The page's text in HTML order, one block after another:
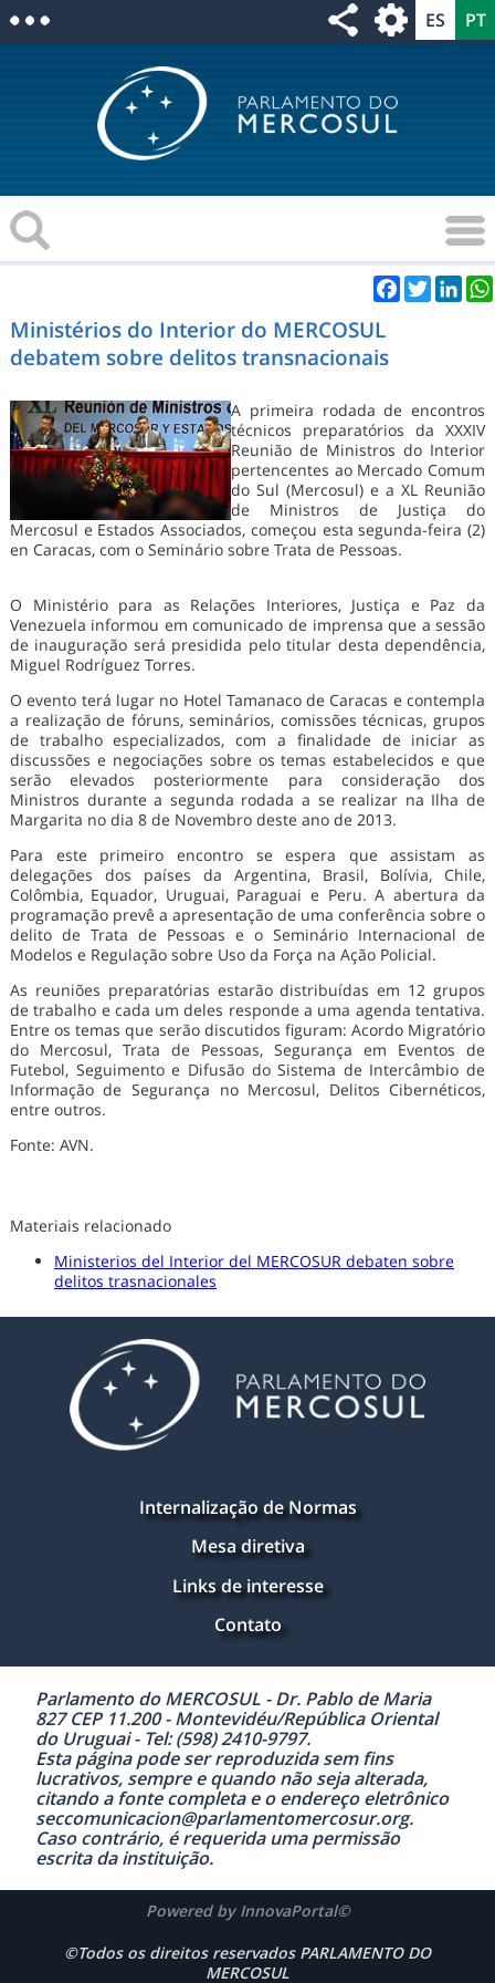
Facebook
Twitter
Ministérios do Interior do MERCOSUL
debatem sobre delitos transnacionais
A primeira rodada de encontros
técnicos preparatórios da XXXIV
Reunião de Ministros do Interior
pertencentes ao Mercado Comum
do Sul (Mercosul) e a XL Reunião
de Ministros de Justiça do
Mercosul e Estados Associados, começou esta segunda-feira (2)
en Caracas, com o Seminário sobre Trata de Pessoas.
O Ministério para as Relações Interiores, Justiça e Paz da
Venezuela informou em comunicado de imprensa que a sessão
de inauguração será presidida pelo titular desta dependência,
Miguel Rodríguez Torres.
O evento terá lugar no Hotel Tamanaco de Caracas e contempla
a realização de fóruns, seminários, comissões técnicas, grupos
de trabalho especializados, com a finalidade de iniciar as
discussões e negociações sobre os temas estabelecidos e que
serão elevados posteriormente para consideração dos
Ministros durante a segunda rodada a se realizar na Ilha de
Margarita no dia 8 de Novembro deste ano de 2013.
Para este primeiro encontro se espera que assistam as
delegações dos países da Argentina, Brasil, Bolívia, Chile,
Colômbia, Equador, Uruguai, Paraguai e Peru. A abertura da
programação prevê a apresentação de uma conferência sobre o
delito de Trata de Pessoas e o Seminário Internacional de
Modelos e Regulação sobre Uso da Força na Ação Policial.
As reuniões preparatórias estarão distribuídas em 12 grupos
de trabalho e cada um deles responde a uma agenda tentativa.
Entre os temas que serão discutidos figuram: Acordo Migratório
do Mercosul, Trata de Pessoas, Segurança em Eventos de
Futebol, Seguimento e Difusão do Sistema de Intercâmbio de
Informação de Segurança no Mercosul, Delitos Cibernéticos,
entre outros.
Fonte: AVN.
Materiais relacionado
Ministerios del Interior del MERCOSUR debaten sobre
delitos trasnacionales
Internalização de Normas
Mesa diretiva
Links de interesse
Contato
Parlamento do MERCOSUL - Dr. Pablo de Maria
827 CEP 11.200 - Montevidéu/República Oriental
do Uruguai - Tel: (598) 2410-9797.
Esta página pode ser reproduzida sem fins
lucrativos, sempre e quando não seja alterada,
citando a fonte completa e o endereço eletrônico
seccomunicacion@parlamentomercosur.org.
Caso contrário, é requerida uma permissão
escrita da instituição.
Powered by InnovaPortal©
©Todos os direitos reservados PARLAMENTO DO
MERCOSUL